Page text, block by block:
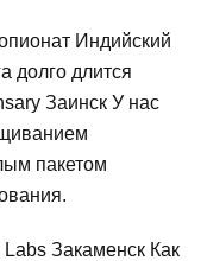
Индийский
долго длится
Заинск У нас
пакетом
Закаменск Как